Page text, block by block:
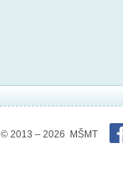
© 2013 – 2026 MŠMT